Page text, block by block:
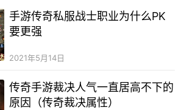
手游传奇私服战士职业为什么PK
要更强
2021年5月14日
传奇手游裁决人气一直居高不下的
原因（传奇裁决属性）